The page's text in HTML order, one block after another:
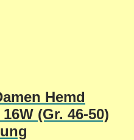
Hemd
(Gr. 46-50)